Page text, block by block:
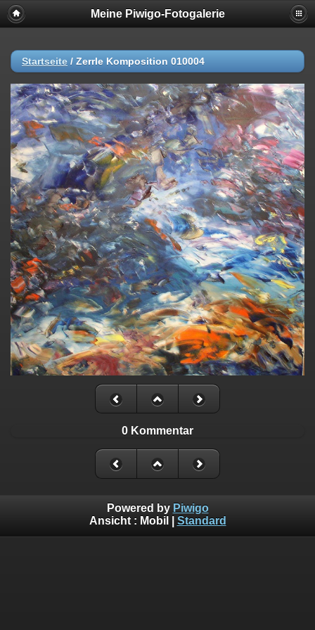
Meine Piwigo-Fotogalerie
Startseite / Zerrle Komposition 010004
0 Kommentar
Powered by Piwigo
Ansicht : Mobil Standard